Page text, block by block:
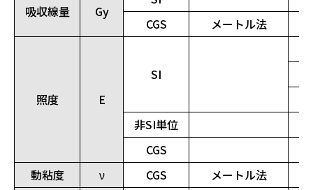
吸収線量 Gy
CGS
メートル法
照度 E
SI
非SI単位
CGS
動粘度
ν CGS メートル法